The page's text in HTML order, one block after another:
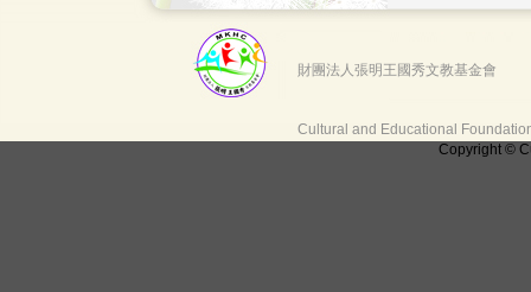
財團法人張明王國秀文教基金會
Cultural and Educational
Copyright ©